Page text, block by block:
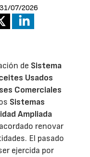
31/07/2026
de Sistema
Usados
Comerciales
Sistemas
Ampliada
renovar
El pasado
ejercida por